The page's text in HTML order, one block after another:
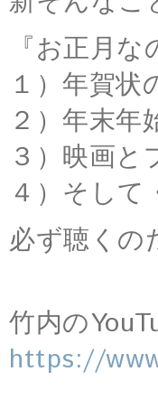
『お正月な
１）年賀状
２）年末年
３）映画
４）そして
必ず聴くの
竹内の
https://